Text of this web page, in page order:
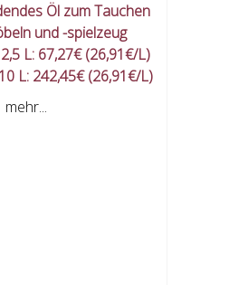
Öl zum Tauchen
und -spielzeug
L: 67,27€ (26,91€/L)
L: 242,45€ (26,91€/L)
mehr...